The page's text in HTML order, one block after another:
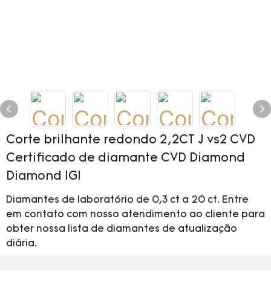
Corte brilhante redondo 2,2CT J vs2 CVD
Certificado de diamante CVD Diamond
Diamond IGI
Diamantes de laboratório de 0,3 ct a 20 ct. Entre
em contato com nosso atendimento ao cliente para
obter nossa lista de diamantes de atualização
diária.